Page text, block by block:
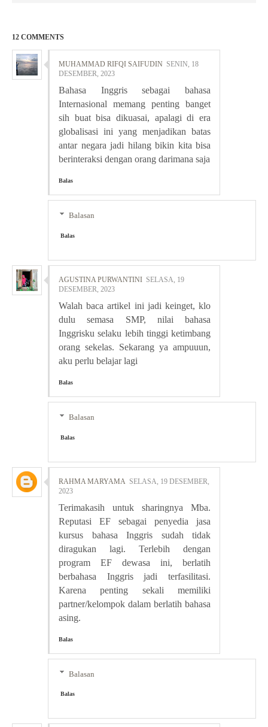
12 COMMENTS
MUHAMMAD RIFQI SAIFUDIN SENIN, 18
DESEMBER, 2023
Bahasa Inggris sebagai bahasa
Internasional memang penting banget
sih buat bisa dikuasai, apalagi di era
globalisasi ini yang menjadikan batas
antar negara jadi hilang bikin kita bisa
berinteraksi dengan orang darimana saja
Balas
Balasan
Balas
AGUSTINA PURWANTINI SELASA, 19
DESEMBER, 2023
Walah baca artikel ini jadi keinget, klo
dulu semasa SMP, nilai bahasa
Inggrisku selaku lebih tinggi ketimbang
orang sekelas. Sekarang ya ampuuun,
aku perlu belajar lagi
Balas
Balasan
Balas
RAHMA MARYAMA SELASA, 19 DESEMBER,
2023
Terimakasih untuk sharingnya Mba.
Reputasi EF sebagai penyedia jasa
kursus bahasa Inggris sudah tidak
diragukan lagi. Terlebih dengan
program EF dewasa ini, berlatih
berbahasa Inggris jadi terfasilitasi.
Karena penting sekali memiliki
partner/kelompok dalam berlatih bahasa
asing.
Balas
Balasan
Balas